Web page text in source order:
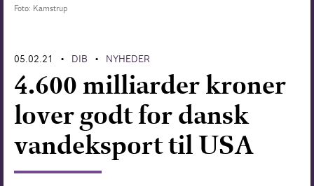
Foto: Kamstrup
05.02.21 • DIB • NYHEDER
4.600 milliarder kroner
lover godt for dansk
vandeksport til USA